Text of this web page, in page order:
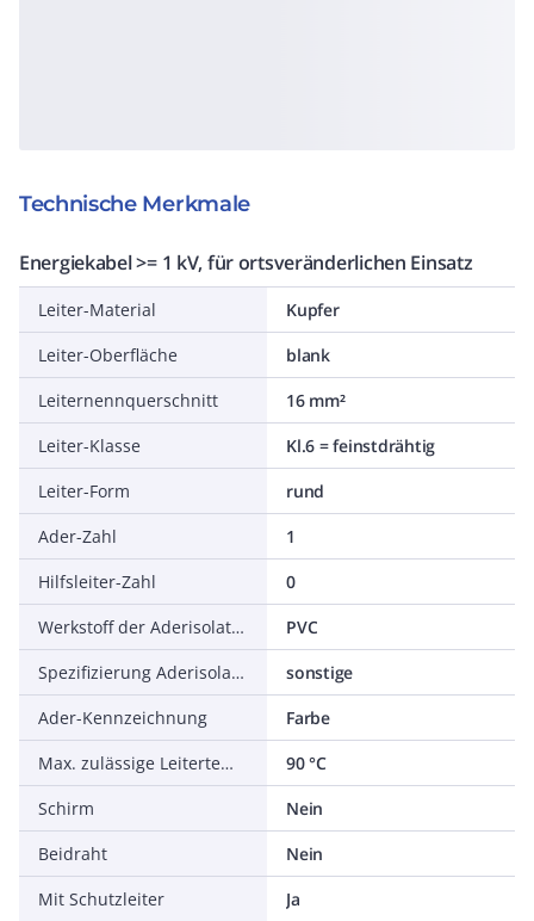
Technische Merkmale
Energiekabel >= 1 kV, für ortsveränderlichen Einsatz
Leiter-Material
Kupfer
Leiter-Oberfläche
blank
Leiternennquerschnitt
16 mm²
Leiter-Klasse
Kl.6 = feinstdrähtig
Leiter-Form
rund
Ader-Zahl
1
Hilfsleiter-Zahl
0
Werkstoff der Aderisolation
PVC
Spezifizierung Aderisolation
sonstige
Ader-Kennzeichnung
Farbe
Max. zulässige Leitertemperatur
90 °C
Schirm
Nein
Beidraht
Nein
Mit Schutzleiter
Ja